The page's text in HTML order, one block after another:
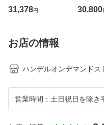
セイ RB1 / RB2 E
H-0427 クラッツ
31,378円
バー ウ
NE10G
30,800
お店の情報
ハンデルオンデマンドス
営業時間：土日祝日を除き